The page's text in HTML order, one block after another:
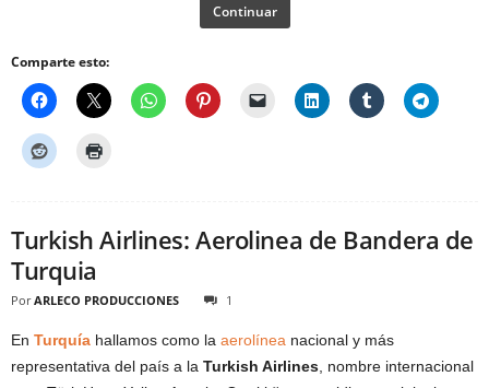
Continuar
Comparte esto:
Turkish Airlines: Aerolinea de Bandera de
Turquia
Por ARLECO PRODUCCIONES 1
En Turquía hallamos como la aerolínea nacional y más
representativa del país a la Turkish Airlines , nombre internacional